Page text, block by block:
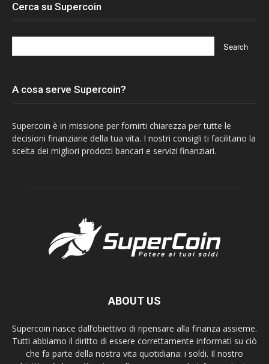
Cerca su Supercoin
A cosa serve Supercoin?
Supercoin è in missione per fornirti chiarezza per tutte le
decisioni finanziarie della tua vita. I nostri consigli ti facilitano la
scelta dei migliori prodotti bancari e servizi finanziari.
ABOUT US
Supercoin nasce dall’obiettivo di ripensare alla finanza assieme.
Tutti abbiamo il diritto di essere correttamente informati su ciò
che fa parte della nostra vita quotidiana: i soldi. Il nostro